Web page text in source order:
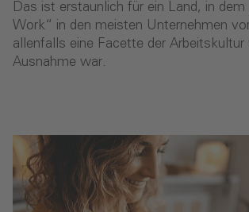
Das ist erstaunlich für ein Land, in dem
Work“ in den meisten Unternehmen
allenfalls eine Facette der Arbeitskultur
Ausnahme war.